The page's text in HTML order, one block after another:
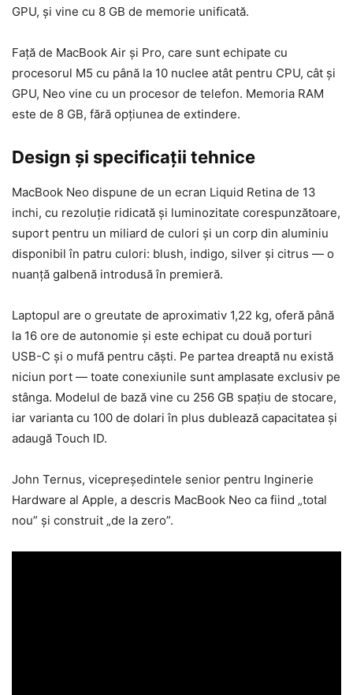
GPU, și vine cu 8 GB de memorie unificată.
Față de MacBook Air și Pro, care sunt echipate cu
procesorul M5 cu până la 10 nuclee atât pentru CPU, cât și
GPU, Neo vine cu un procesor de telefon. Memoria RAM
este de 8 GB, fără opțiunea de extindere.
Design și specificații tehnice
MacBook Neo dispune de un ecran Liquid Retina de 13
inchi, cu rezoluție ridicată și luminozitate corespunzătoare,
suport pentru un miliard de culori și un corp din aluminiu
disponibil în patru culori: blush, indigo, silver și citrus — o
nuanță galbenă introdusă în premieră.
Laptopul are o greutate de aproximativ 1,22 kg, oferă până
la 16 ore de autonomie și este echipat cu două porturi
USB-C și o mufă pentru căști. Pe partea dreaptă nu există
niciun port — toate conexiunile sunt amplasate exclusiv pe
stânga. Modelul de bază vine cu 256 GB spațiu de stocare,
iar varianta cu 100 de dolari în plus dublează capacitatea și
adaugă Touch ID.
John Ternus, vicepreședintele senior pentru Inginerie
Hardware al Apple, a descris MacBook Neo ca fiind „total
nou” și construit „de la zero”.